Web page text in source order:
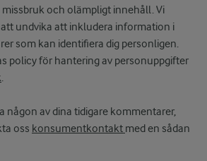
och olämpligt innehåll. Vi
undvika att inkludera information i
som kan identifiera dig personligen.
policy för hantering av personuppgifter
.
någon av dina tidigare kommentarer,
oss konsumentkontakt med en sådan